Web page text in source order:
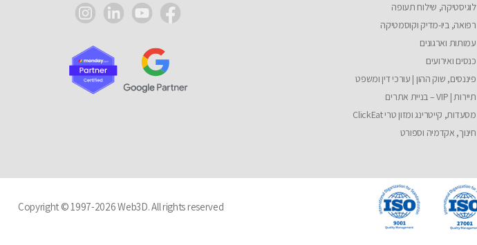
לוגיסטיקה, שילוח תעופה
רפואה, ביו-מדיק וקוסמטיקה
עמותות וארגונים
כנסים ואירועים
פיננסים, שוק ההון | עורכי דין ומשפט
תיירות | VIP – בניית אתרים
מסעדות, קייטרינג ומזון טרי ClickEat
חינוך, אקדמיה וספורט
facebook
youtube
linkedin
Copyright © 1997-2026 Web3D. All rights reserved